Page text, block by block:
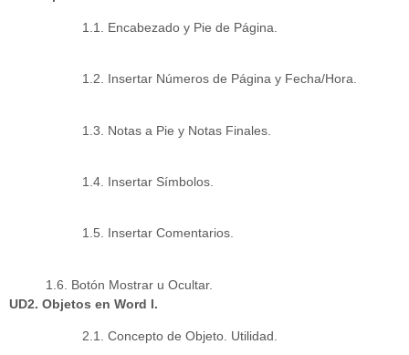
1.1. Encabezado y Pie de Página.
1.2. Insertar Números de Página y Fecha/Hora.
1.3. Notas a Pie y Notas Finales.
1.4. Insertar Símbolos.
1.5. Insertar Comentarios.
1.6. Botón Mostrar u Ocultar.
UD2. Objetos en Word I.
2.1. Concepto de Objeto. Utilidad.